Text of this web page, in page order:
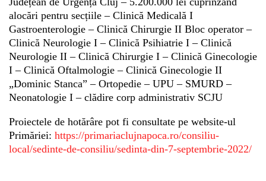
alocări pentru secțiile – Clinică Medicală I
Gastroenterologie – Clinică Chirurgie II Bloc operator –
Clinică Neurologie I – Clinică Psihiatrie I – Clinică
Neurologie II – Clinică Chirurgie I – Clinică Ginecologie
I – Clinică Oftalmologie – Clinică Ginecologie II
„Dominic Stanca” – Ortopedie – UPU – SMURD –
Neonatologie I – clădire corp administrativ SCJU
Proiectele de hotărâre pot fi consultate pe website-ul
Primăriei: https://primariaclujnapoca.ro/consiliu-
local/sedinte-de-consiliu/sedinta-din-7-septembrie-2022/